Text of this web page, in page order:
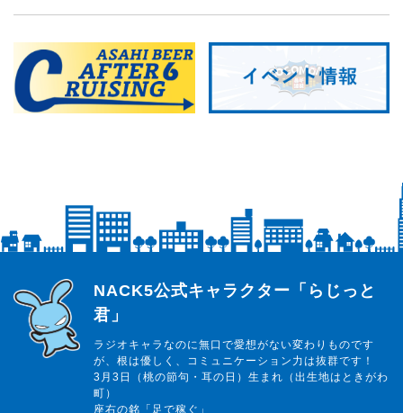
らじっと君
NACK5公式キャラクター「らじっと
君」
ラジオキャラなのに無口で愛想がない変わりものです
が、根は優しく、コミュニケーション力は抜群です！
3月3日（桃の節句・耳の日）生まれ（出生地はときがわ
町）
座右の銘「足で稼ぐ」